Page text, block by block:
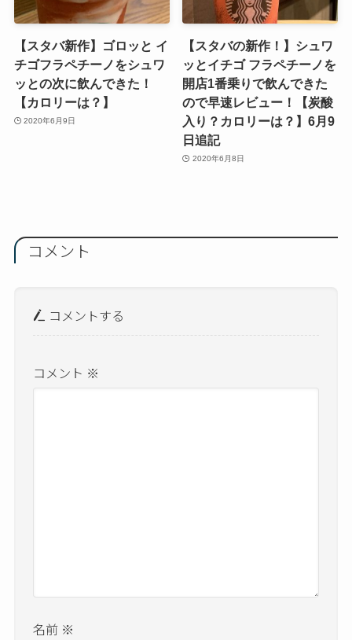
【スタバ新作】ゴロッと イ
チゴフラペチーノをシュワ
ッとの次に飲んできた！
【カロリーは？】
2020年6月9日
【スタバの新作！】シュワ
ッとイチゴ フラペチーノを
開店1番乗りで飲んできた
ので早速レビュー！【炭酸
入り？カロリーは？】6月9
日追記
2020年6月8日
コメント
コメントする
コメント ※
名前 ※